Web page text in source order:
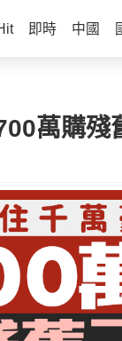
即時 中國
萬購